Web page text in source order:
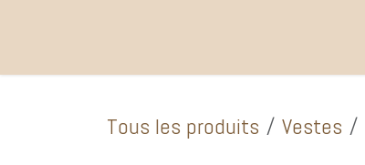
Tous les produits Vestes